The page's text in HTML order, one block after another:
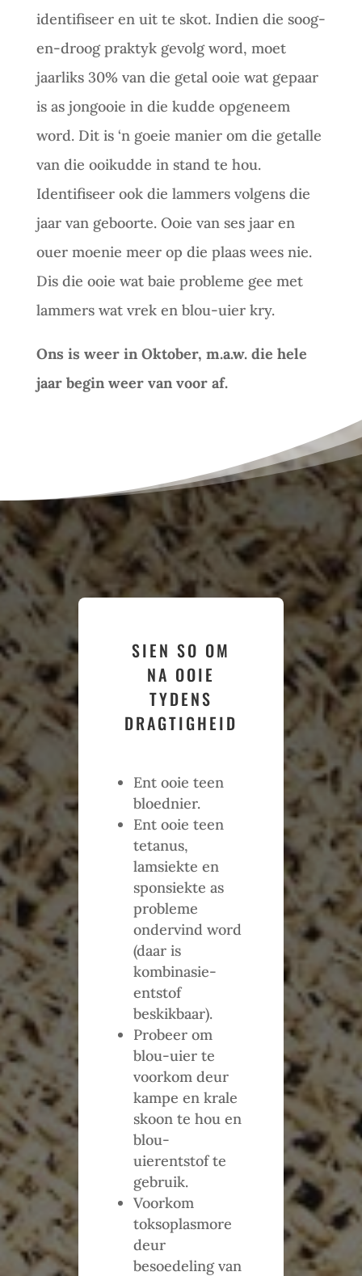
identifiseer en uit te skot. Indien die soog-
en-droog praktyk gevolg word, moet
jaarliks 30% van die getal ooie wat gepaar
is as jongooie in die kudde opgeneem
word. Dit is ‘n goeie manier om die getalle
van die ooikudde in stand te hou.
Identifiseer ook die lammers volgens die
jaar van geboorte. Ooie van ses jaar en
ouer moenie meer op die plaas wees nie.
Dis die ooie wat baie probleme gee met
lammers wat vrek en blou-uier kry.
Ons is weer in Oktober, m.a.w. die hele
jaar begin weer van voor af.
SIEN SO OM
NA OOIE
TYDENS
DRAGTIGHEID
Ent ooie teen
bloednier.
Ent ooie teen
tetanus,
lamsiekte en
sponsiekte as
probleme
ondervind word
(daar is
kombinasie-
entstof
beskikbaar).
Probeer om
blou-uier te
voorkom deur
kampe en krale
skoon te hou en
blou-
uierentstof te
gebruik.
Voorkom
toksoplasmore
deur
besoedeling van